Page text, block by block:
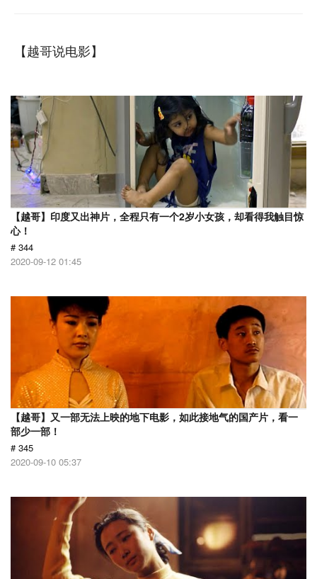
【越哥说电影】
【越哥】印度又出神片，全程只有一个2岁小女孩，却看得我触目惊
心！
# 344
2020-09-12 01:45
【越哥】又一部无法上映的地下电影，如此接地气的国产片，看一
部少一部！
# 345
2020-09-10 05:37